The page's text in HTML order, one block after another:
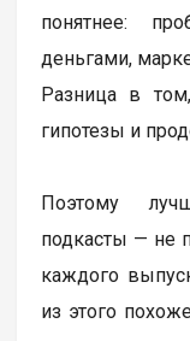
понятнее:
деньгами,
Разница в
гипотезы и
Поэтому
подкасты — не
каждого
из этого